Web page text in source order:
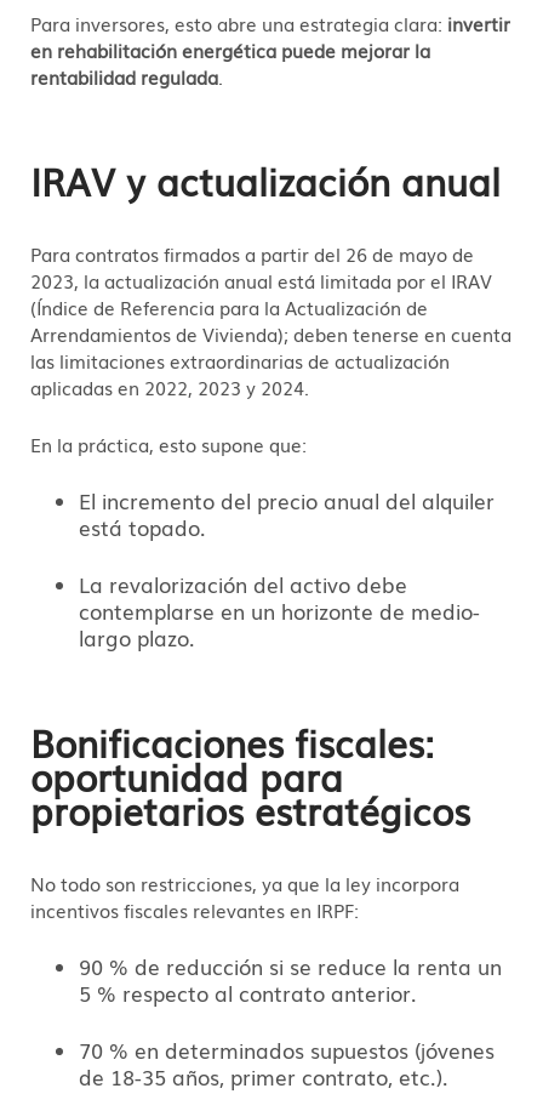
Para inversores, esto abre una estrategia clara: invertir
en rehabilitación energética puede mejorar la
rentabilidad regulada
IRAV y actualización anual
Para contratos firmados a partir del 26 de mayo de
2023, la actualización anual está limitada por el IRAV
(Índice de Referencia para la Actualización de
Arrendamientos de Vivienda); deben tenerse en cuenta
las limitaciones extraordinarias de actualización
aplicadas en 2022, 2023 y 2024.
En la práctica, esto supone que:
El incremento del precio anual del alquiler
está topado.
La revalorización del activo debe
contemplarse en un horizonte de medio-
largo plazo.
Bonificaciones fiscales:
oportunidad para
propietarios estratégicos
No todo son restricciones, ya que la ley incorpora
incentivos fiscales relevantes en IRPF:
90 % de reducción si se reduce la renta un
5 % respecto al contrato anterior.
70 % en determinados supuestos (jóvenes
de 18-35 años, primer contrato, etc.).